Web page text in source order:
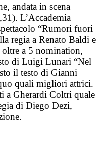
andata in scena
L’Accademia
“Rumori fuori
regia a Renato Baldi e
oltre a 5 nomination,
di Luigi Lunari “Nel
il testo di Gianni
quali migliori attrici.
a Gherardi Coltri quale
di Diego Dezi,